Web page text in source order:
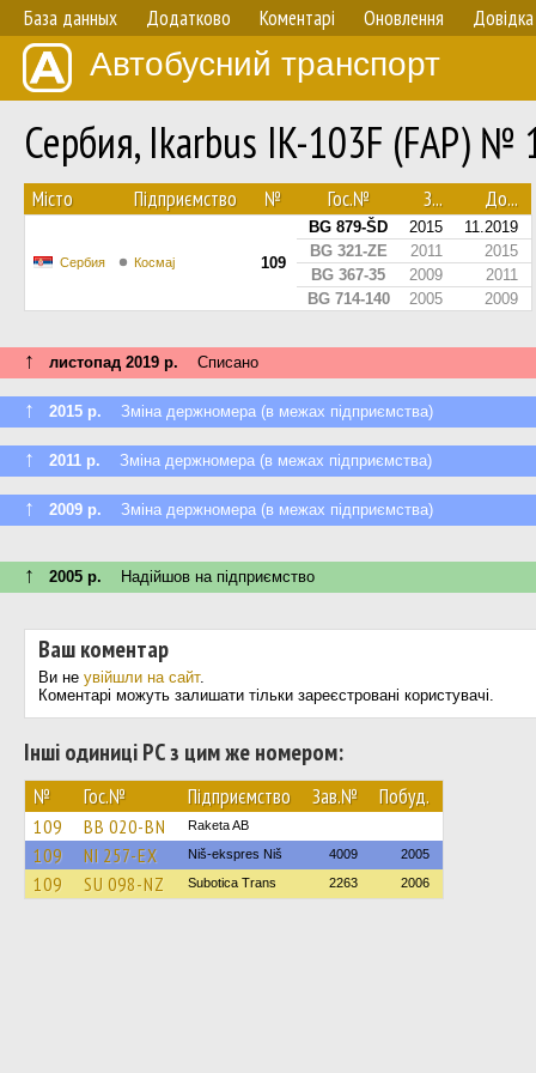
База данных Додатково Коментарі Оновлення Довідка
Автобусний транспорт
Сербия, Ikarbus IK-103F (FAP) №
Мiсто Підприємство № Гос.№ З... До...
Сербия Космај 109
BG 879-ŠD 2015
11.2019
BG 321-ZE
2011
2015
BG 367-35
2009
2011
BG 714-140
2005 2009
↑ листопад 2019 р. Списано
↑ 2015 р. Зміна держномера (в межах підприємства)
↑ 2011 р. Зміна держномера (в межах підприємства)
↑ 2009 р. Зміна держномера (в межах підприємства)
↑ 2005 р. Надійшов на підприємство
Ваш коментар
Ви не увійшли на сайт.
Коментарі можуть залишати тільки зареєстровані користувачі.
Інші одиниці РС з цим же номером:
№ Гос.№ Підприємство Зав.№ Побуд.
109 BB 020-BN Raketa AB
109 NI 257-EX Niš-ekspres Niš 4009 2005
109 SU 098-NZ Subotica Trans 2263 2006